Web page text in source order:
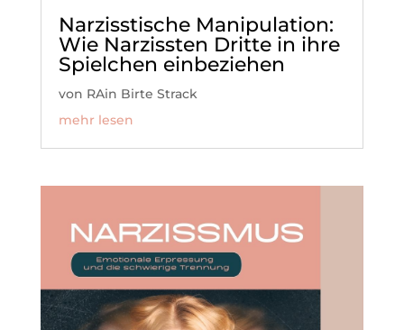
Narzisstische Manipulation:
Wie Narzissten Dritte in ihre
Spielchen einbeziehen
von RAin Birte Strack
mehr lesen